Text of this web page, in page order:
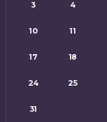
3 4
10 11
17 18
24 25
31